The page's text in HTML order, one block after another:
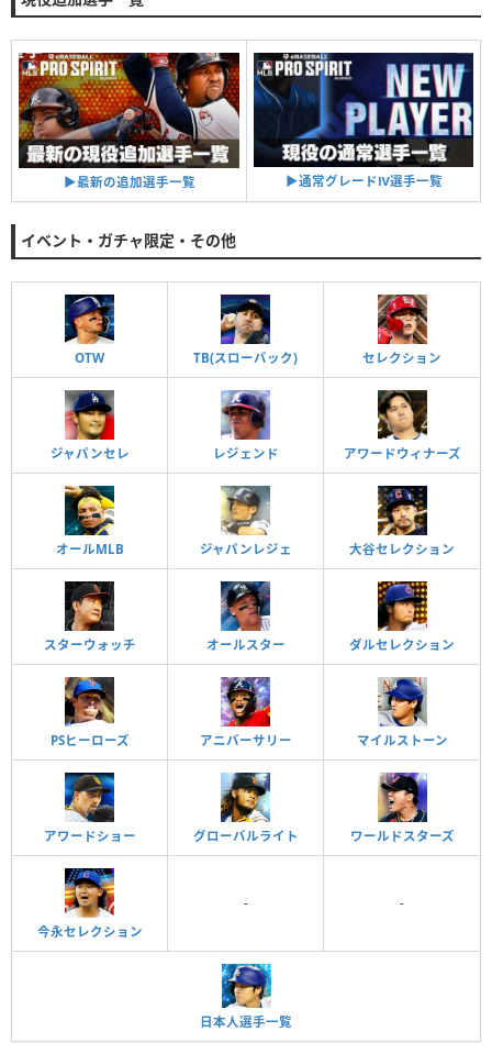
▶︎最新の追加選手一覧 ▶︎通常グレードⅣ選手一覧
イベント・ガチャ限定・その他
OTW TB(スローバック) セレクション
ジャパンセレ レジェンド アワードウィナーズ
オールMLB ジャパンレジェ 大谷セレクション
スターウォッチ オールスター ダルセレクション
PSヒーローズ アニバーサリー マイルストーン
アワードショー グローバルライト ワールドスターズ
今永セレクション
- -
日本人選手一覧